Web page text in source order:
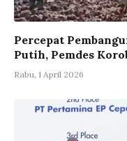
Percepat
Putih, Pemdes
Rabu, 1 April 2026